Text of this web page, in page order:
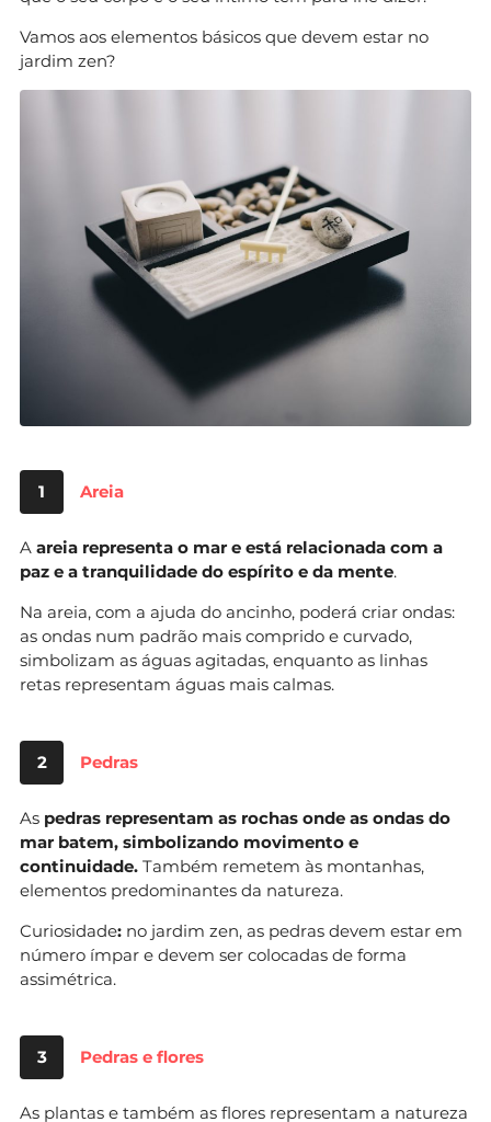
Vamos aos elementos básicos que devem estar no
jardim zen?
1 Areia
A areia representa o mar e está relacionada com a
paz e a tranquilidade do espírito e da mente.
Na areia, com a ajuda do ancinho, poderá criar ondas:
as ondas num padrão mais comprido e curvado,
simbolizam as águas agitadas, enquanto as linhas
retas representam águas mais calmas.
2 Pedras
As pedras representam as rochas onde as ondas do
mar batem, simbolizando movimento e
continuidade. Também remetem às montanhas,
elementos predominantes da natureza.
Curiosidade: no jardim zen, as pedras devem estar em
número ímpar e devem ser colocadas de forma
assimétrica.
3 Pedras e flores
As plantas e também as flores representam a natureza